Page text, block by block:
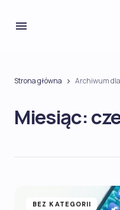
Strona główna Archiwum
Miesiąc:
BEZ KATEGORII